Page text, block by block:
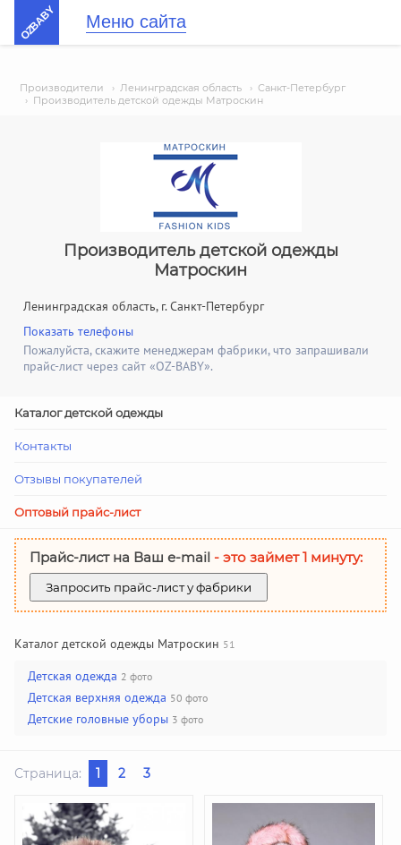
OZBABY Меню сайта
Производители › Ленинградская область › Санкт-Петербург
› Производитель детской одежды Матроскин
Производитель детской одежды
Матроскин
Ленинградская область, г. Санкт-Петербург
Показать телефоны
Пожалуйста, скажите менеджерам фабрики, что запрашивали
прайс-лист через сайт «OZ-BABY».
Каталог детской одежды
Контакты
Отзывы покупателей
Оптовый прайс-лист
Прайс-лист на Ваш е-mail - это займет 1 минуту:
Запросить прайс-лист у фабрики
Каталог детской одежды Матроскин 51
Детская одежда 2 фото
Детская верхняя одежда 50 фото
Детские головные уборы 3 фото
Страница: 1 2 3